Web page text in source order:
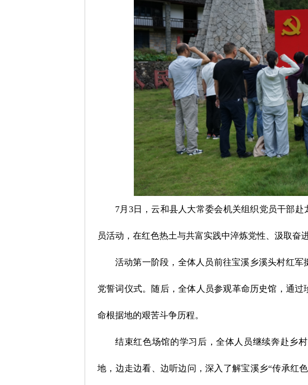
7月3日，云和县人大常委会机关组织党员干部
员活动，在红色热土与共富实践中淬炼党性、汲取奋进
活动第一阶段，全体人员前往宝溪乡溪头村红
党誓词仪式。随后，全体人员参观革命历史馆，通
命根据地的艰苦斗争历程。
结束红色场馆的学习后，全体人员继续奔赴乡
地，边走边看、边听边问，深入了解宝溪乡“传承红